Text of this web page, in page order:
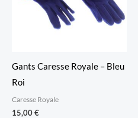
Gants Caresse Royale – Bleu
Roi
Caresse Royale
15,00€